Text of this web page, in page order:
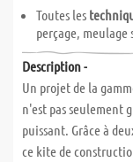
Toutes les
perçage, meulage
Description -
Un projet de la
n'est pas seulement
puissant. Grâce à
ce kite de